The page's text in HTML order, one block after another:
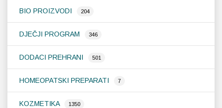
BIO PROIZVODI 204
DJEČJI PROGRAM 346
DODACI PREHRANI 501
HOMEOPATSKI PREPARATI 7
KOZMETIKA 1350